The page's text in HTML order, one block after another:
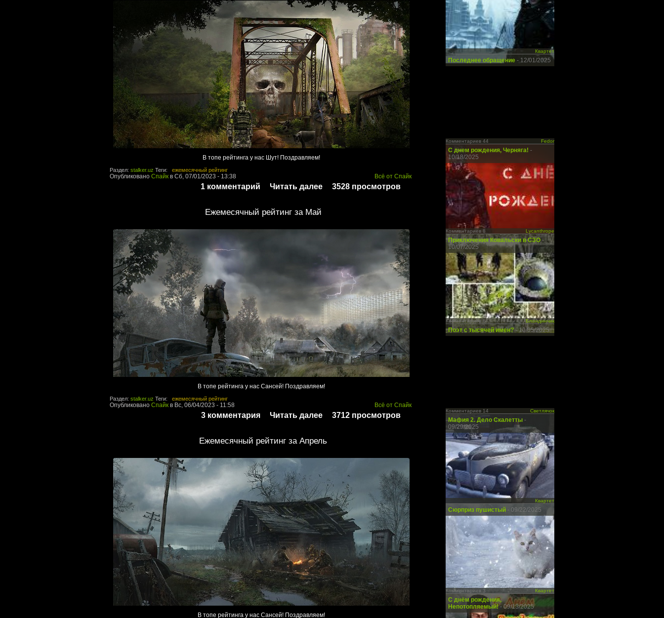
В топе рейтинга у нас Шут! Поздравляем!
Раздел: stalker.uz Теги: ежемесячный рейтинг
Всё от Спайк
Опубликовано Спайк в Сб, 07/01/2023 - 13:38
1 комментарий Читать далее 3528 просмотров
Ежемесячный рейтинг за Май
В топе рейтинга у нас Сансей! Поздравляем!
Раздел: stalker.uz Теги: ежемесячный рейтинг
Всё от Спайк
Опубликовано Спайк в Вс, 06/04/2023 - 11:58
3 комментария Читать далее 3712 просмотров
Ежемесячный рейтинг за Апрель
В топе рейтинга у нас Сансей! Поздравляем!
Квартет
Последнее обращение - 12/01/2025
Комментариев 44 Fedor
С днем рождения, Черняга! -
10/18/2025
Комментариев 8 Lycanthrope
Приключения Ковальски в СЗО-
10/07/2025
Комментариев 6 Блондинчик
Поэт с тысячей имен? - 10/05/2025
Комментариев 14 Светлячок
Мафия 2. Дело Скалетты -
09/29/2025
Квартет
Сюрприз пушистый - 09/22/2025
Комментариев 3 Квартет
С днём рождения,
Непотопляемый!- 09/13/2025